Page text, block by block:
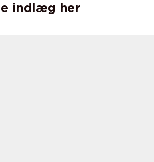
indlæg her